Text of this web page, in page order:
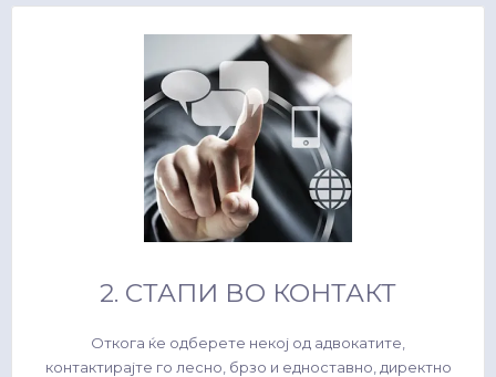
2. СТАПИ ВО КОНТАКТ
Откога ќе одберете некој од адвокатите,
контактирајте го лесно, брзо и едноставно, директно